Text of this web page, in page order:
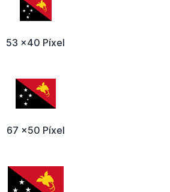
53 x40 Píxel
67 x50 Píxel